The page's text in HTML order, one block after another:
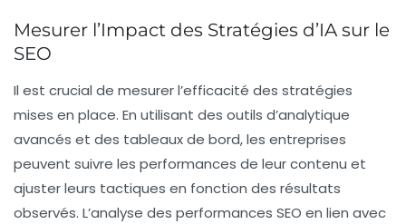
Mesurer l’Impact des Stratégies d’IA sur le
SEO
Il est crucial de mesurer l’efficacité des stratégies
mises en place. En utilisant des outils d’analytique
avancés et des tableaux de bord, les entreprises
peuvent suivre les performances de leur contenu et
ajuster leurs tactiques en fonction des résultats
observés. L’analyse des performances SEO en lien avec